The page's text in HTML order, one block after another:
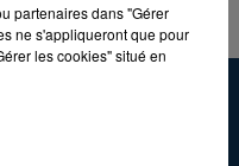
partenaires dans "Gérer
ne s'appliqueront que pour
les cookies" situé en